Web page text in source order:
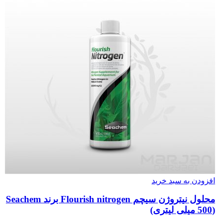
افزودن به سبد خرید
محلول نیتروژن سیچم Flourish nitrogen برند Seachem
(500 میلی لیتری)